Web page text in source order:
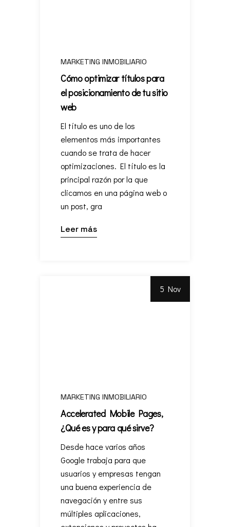
MARKETING INMOBILIARIO
Cómo optimizar títulos para
el posicionamiento de tu sitio
web
El título es uno de los
elementos más importantes
cuando se trata de hacer
optimizaciones. El título es la
principal razón por la que
clicamos en una página web o
un post, gra
Leer más
5 Nov
MARKETING INMOBILIARIO
Accelerated Mobile Pages,
¿Qué es y para qué sirve?
Desde hace varios años
Google trabaja para que
usuarios y empresas tengan
una buena experiencia de
navegación y entre sus
múltiples aplicaciones,